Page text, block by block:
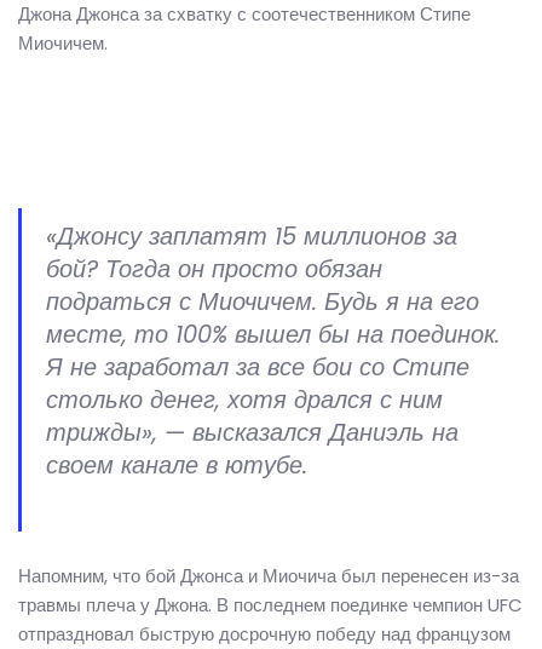
Джона Джонса за схватку с соотечественником Стипе
Миочичем.
«Джонсу заплатят 15 миллионов за
бой? Тогда он просто обязан
подраться с Миочичем. Будь я на его
месте, то 100% вышел бы на поединок.
Я не заработал за все бои со Стипе
столько денег, хотя дрался с ним
трижды», — высказался Даниэль на
своем канале в ютубе.
Напомним, что бой Джонса и Миочича был перенесен из-за
травмы плеча у Джона. В последнем поединке чемпион UFC
отпраздновал быструю досрочную победу над французом